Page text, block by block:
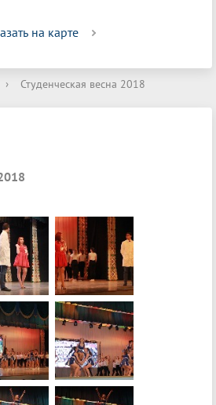
на карте
› Студенческая весна 2018